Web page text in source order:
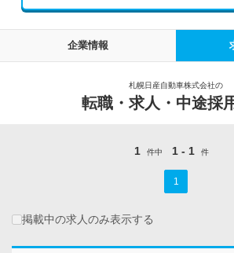
企業情報
札幌日産自動車株式会社の
転職・求人・中途採
1 件中 1 - 1 件
1
掲載中の求人のみ表示する